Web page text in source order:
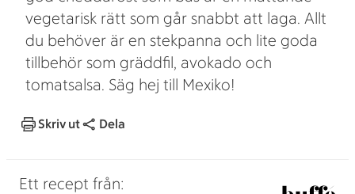
vegetarisk rätt som går snabbt att laga. Allt
du behöver är en stekpanna och lite goda
tillbehör som gräddfil, avokado och
tomatsalsa. Säg hej till Mexiko!
Skriv ut Dela
Ett recept från: